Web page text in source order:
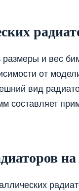
и вес
от
вид
составляет